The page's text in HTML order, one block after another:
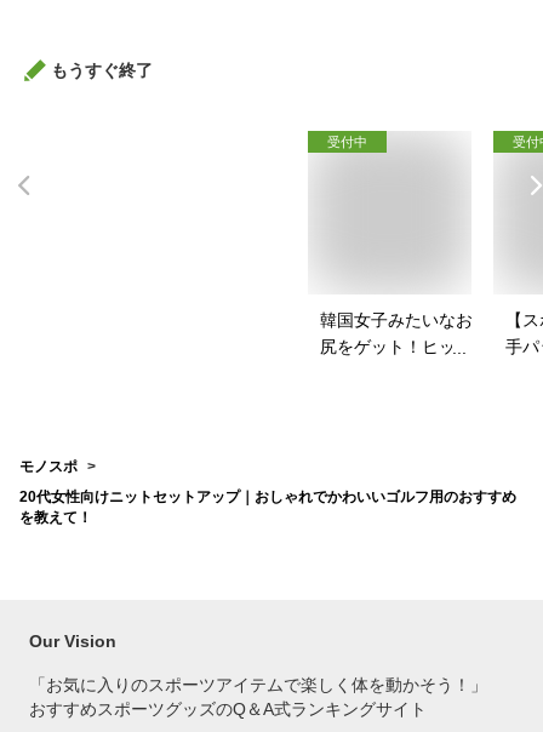
もうすぐ終了
受付中
韓国女子みたいなお
尻をゲット！ヒップ
受付
【
手パ
モノスポ
20代女性向けニットセットアップ｜おしゃれでかわいいゴルフ用のおすすめ
を教えて！
Our Vision
「お気に入りのスポーツアイテムで楽しく体を動かそう！」
おすすめスポーツグッズのQ＆A式ランキングサイト